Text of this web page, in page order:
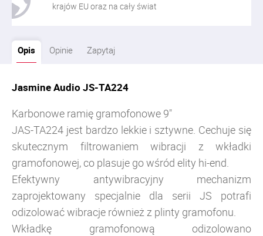
krajów EU oraz na cały świat
Opis Opinie Zapytaj
Jasmine Audio JS-TA224
Karbonowe ramię gramofonowe 9"
JAS-TA224 jest bardzo lekkie i sztywne. Cechuje się
skutecznym filtrowaniem wibracji z wkładki
gramofonowej, co plasuje go wśród elity hi-end.
Efektywny antywibracyjny mechanizm
zaprojektowany specjalnie dla serii JS potrafi
odizolować wibracje również z plinty gramofonu.
Wkładkę gramofonową odizolowano